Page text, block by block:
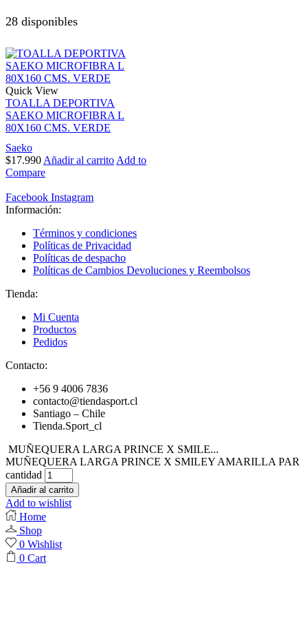
28 disponibles
Quick View
TOALLA DEPORTIVA
SAEKO MICROFIBRA L
80X160 CMS. VERDE
Saeko
$17.990Añadir al carritoAdd to
Compare
Facebook Instagram
Información:
Términos y condiciones
Políticas de Privacidad
Políticas de despacho
Políticas de Cambios Devoluciones y Reembolsos
Tienda:
Mi Cuenta
Productos
Pedidos
Contacto:
+56 9 4006 7836
contacto@tiendasport.cl
Santiago – Chile
Tienda.Sport_cl
MUÑEQUERA LARGA PRINCE X SMILE...
MUÑEQUERA LARGA PRINCE X SMILEY AMARILLA PAR
cantidad
Añadir al carrito
Add to wishlist
Home
Shop
0 Wishlist
0 Cart